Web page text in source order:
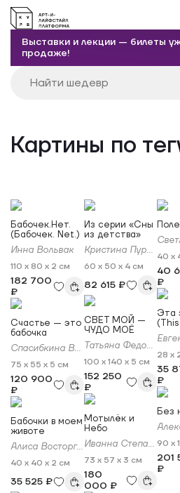
Выставки и лекции — билеты
продаже!
Картины по
Бабочек.Нет.
(Бабочек. Net.)
Инна Вольвак
110 x 80 x 2 см
182 700
₽
Счастье — это
бабочка
Спасибкина Вера
75 x 55 x 5 см
120 900
₽
Бабочки в моем
животе
Алиса Восторг (Alisa Vostorg)
40 x 40 x 2 см
35 525 ₽
Из серии «Сны
из детства»
Кристина Пуршина
60 x 50 x 4 см
82 615 ₽
СВЕТ МОЙ —
ЧУДО МОЁ
Татьяна Федоровская
100 x 140 x 5 см
152 250
₽
Мотылёк и
Небо
Иванна Степанова
73 x 57 x 3 см
180
000 ₽
40 x
40
₽
Эта
28 x
35
₽
Без
90 x
201
₽